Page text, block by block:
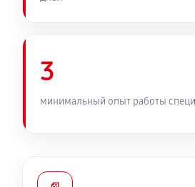
Установка драйверов ноутбука
12UGS212RU
3
минимальный опыт работы